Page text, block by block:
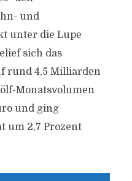
und
unter die Lupe
sich das
rund 4,5 Milliarden
Monatsvolumen
und ging
um 2,7 Prozent